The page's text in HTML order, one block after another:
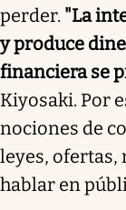
perder. "La
y produce
financiera se
Kiyosaki. Por
nociones de
leyes, ofertas,
hablar en